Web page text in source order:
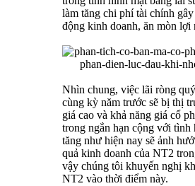
làm tăng chi phí tài chính
động kinh doanh, ăn mòn lợi
Nhìn chung, việc lãi ròng
cùng kỳ năm trước sẽ bị thị
giá cao và khả năng giá cổ
trong ngắn hạn cộng với
tăng như hiện nay sẽ ảnh
quả kinh doanh của NT2
vậy chúng tôi khuyến nghị
NT2 vào thời điểm này.